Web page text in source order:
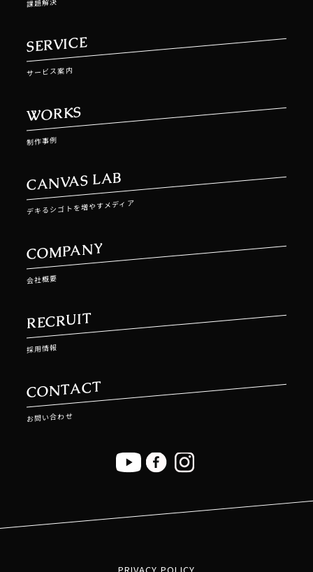
課題解決
SERVICE
サービス案内
WORKS
制作事例
CANVAS LAB
デキるシゴトを増やすメディア
COMPANY
会社概要
RECRUIT
採用情報
CONTACT
お問い合わせ